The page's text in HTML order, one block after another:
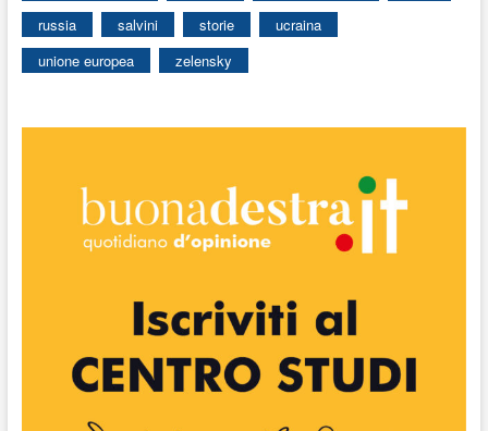
russia
salvini storie
ucraina
unione europea
zelensky